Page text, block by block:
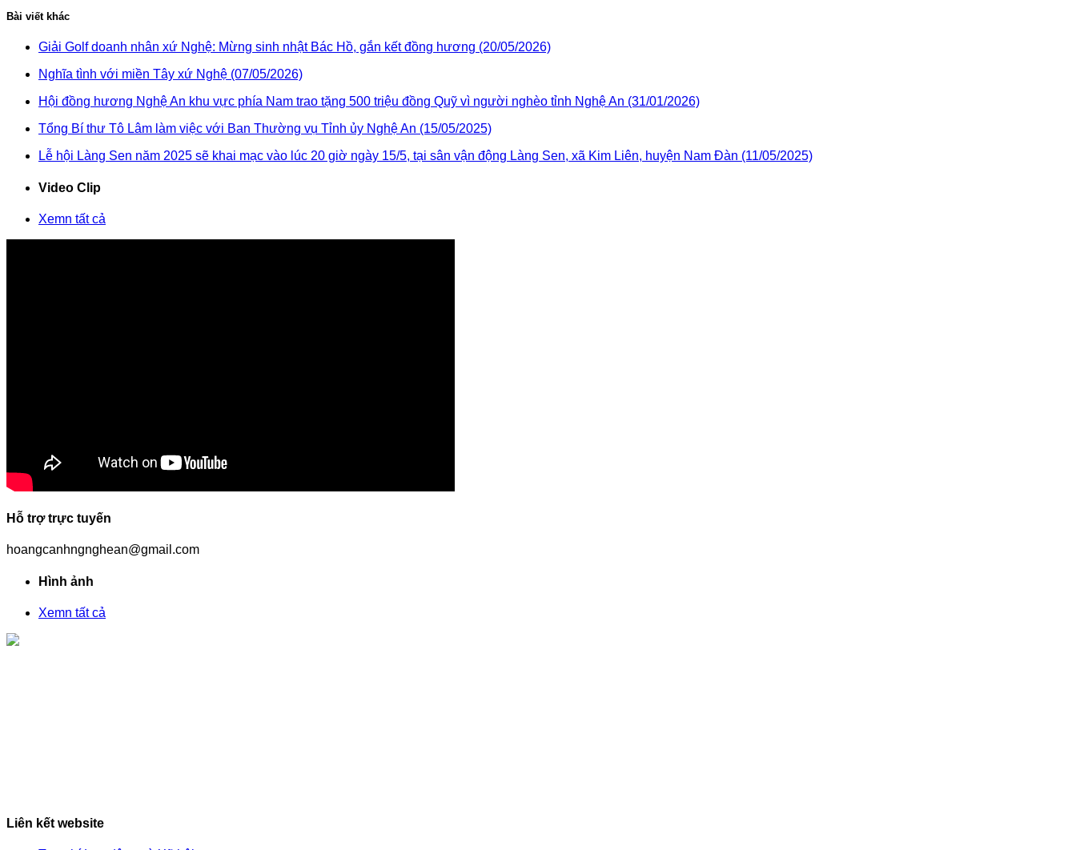
Bài viết khác
Giải Golf doanh nhân xứ Nghệ: Mừng sinh nhật Bác Hồ, gắn kết đồng hương (20/05/2026)
Nghĩa tình với miền Tây xứ Nghệ (07/05/2026)
Hội đồng hương Nghệ An khu vực phía Nam trao tặng 500 triệu đồng Quỹ vì người nghèo tỉnh Nghệ An (31/01/2026)
Tổng Bí thư Tô Lâm làm việc với Ban Thường vụ Tỉnh ủy Nghệ An (15/05/2025)
Lễ hội Làng Sen năm 2025 sẽ khai mạc vào lúc 20 giờ ngày 15/5, tại sân vận động Làng Sen, xã Kim Liên, huyện Nam Đàn (11/05/2025)
Video Clip
Xemn tất cả
Hỗ trợ trực tuyến
hoangcanhngnghean@gmail.com
Hình ảnh
Xemn tất cả
Liên kết website